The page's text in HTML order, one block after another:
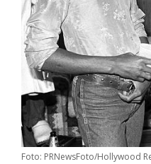
Foto: PRNewsFoto/Hollywood